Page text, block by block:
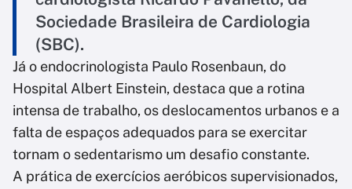
Sociedade Brasileira de Cardiologia
(SBC).
Já o endocrinologista Paulo Rosenbaun, do
Hospital Albert Einstein, destaca que a rotina
intensa de trabalho, os deslocamentos urbanos e a
falta de espaços adequados para se exercitar
tornam o sedentarismo um desafio constante.
A prática de exercícios aeróbicos supervisionados,